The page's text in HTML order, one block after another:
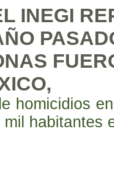
INEGI
homicidios
mil habitantes